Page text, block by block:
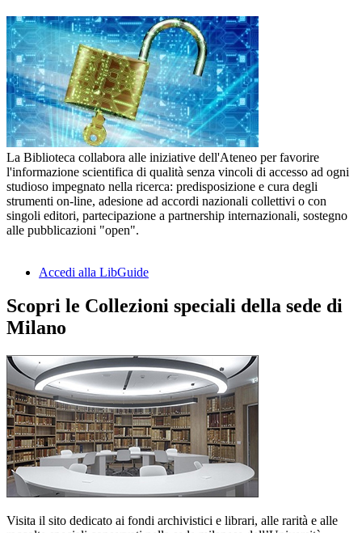
La Biblioteca collabora alle iniziative dell'Ateneo per favorire
l'informazione scientifica di qualità senza vincoli di accesso ad ogni
studioso impegnato nella ricerca: predisposizione e cura degli
strumenti on-line, adesione ad accordi nazionali collettivi o con
singoli editori, partecipazione a partnership internazionali, sostegno
alle pubblicazioni "open".
Accedi alla LibGuide
Scopri le Collezioni speciali della sede di
Milano
Visita il sito dedicato ai fondi archivistici e librari, alle rarità e alle